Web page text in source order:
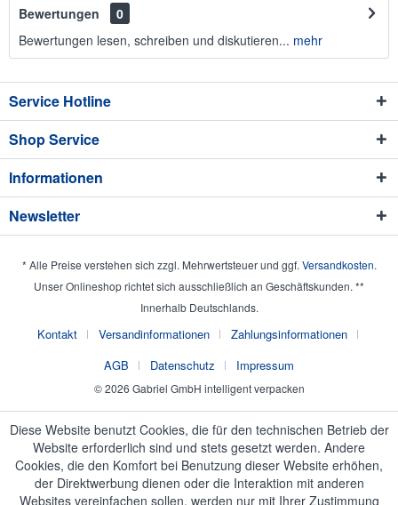
Bewertungen
0
Bewertungen lesen, schreiben und diskutieren... mehr
Service Hotline
Shop Service
Informationen
Newsletter
* Alle Preise verstehen sich zzgl. Mehrwertsteuer und ggf. Versandkosten.
Unser Onlineshop richtet sich ausschließlich an Geschäftskunden. **
Innerhalb Deutschlands.
Kontakt Versandinformationen
Zahlungsinformationen
AGB
Datenschutz Impressum
© 2026 Gabriel GmbH intelligent verpacken
Diese Website benutzt Cookies, die für den technischen Betrieb der
Website erforderlich sind und stets gesetzt werden. Andere
Cookies, die den Komfort bei Benutzung dieser Website erhöhen,
der Direktwerbung dienen oder die Interaktion mit anderen
Websites vereinfachen sollen, werden nur mit Ihrer Zustimmung